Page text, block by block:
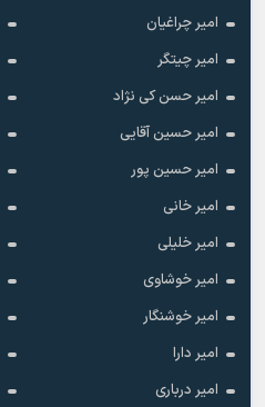
امیر چراغیان
امیر چیتگر
امیر حسن کی نژاد
امیر حسین آقایی
امیر حسین پور
امیر خانی
امیر خلیلی
امیر خوشاوی
امیر خوشنگار
امیر دارا
امیر درباری